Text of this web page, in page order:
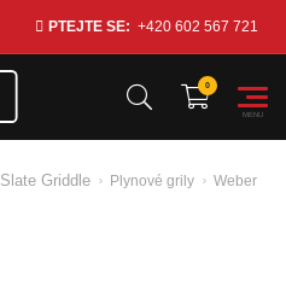
PTEJTE SE: +420 602 567 721
Slate Griddle Plynové grily Weber